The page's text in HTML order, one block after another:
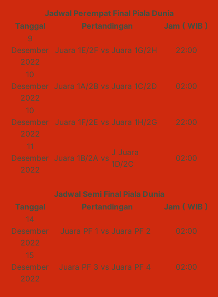
Jadwal Perempat Final Piala Dunia
Tanggal
Pertandingan
Jam ( WIB )
9
Desember
2022
Juara 1E/2F vs Juara 1G/2H 22:00
10
Desember
2022
Juara 1A/2B vs Juara 1C/2D 02:00
10
Desember
2022
Juara 1F/2E vs Juara 1H/2G 22:00
11
Desember
2022
Juara 1B/2A vs
J Juara
1D/2C
02:00
Jadwal Semi Final Piala Dunia
Tanggal
Pertandingan
Jam ( WIB )
14
Desember
2022
Juara PF 1 vs Juara PF 2 02:00
15
Desember
2022
Juara PF 3 vs Juara PF 4 02:00